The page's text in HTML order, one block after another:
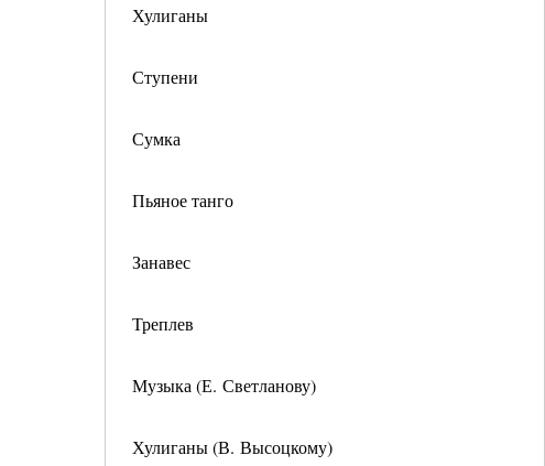
Хулиганы
Ступени
Сумка
Пьяное танго
Занавес
Треплев
Музыка (Е. Светланову)
Хулиганы (В. Высоцкому)